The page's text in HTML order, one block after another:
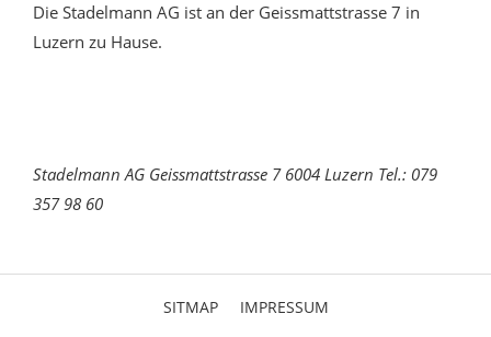
Die Stadelmann AG ist an der Geissmattstrasse 7 in
Luzern zu Hause.
Stadelmann AG Geissmattstrasse 7 6004 Luzern Tel.: 079
357 98 60
SITMAP IMPRESSUM